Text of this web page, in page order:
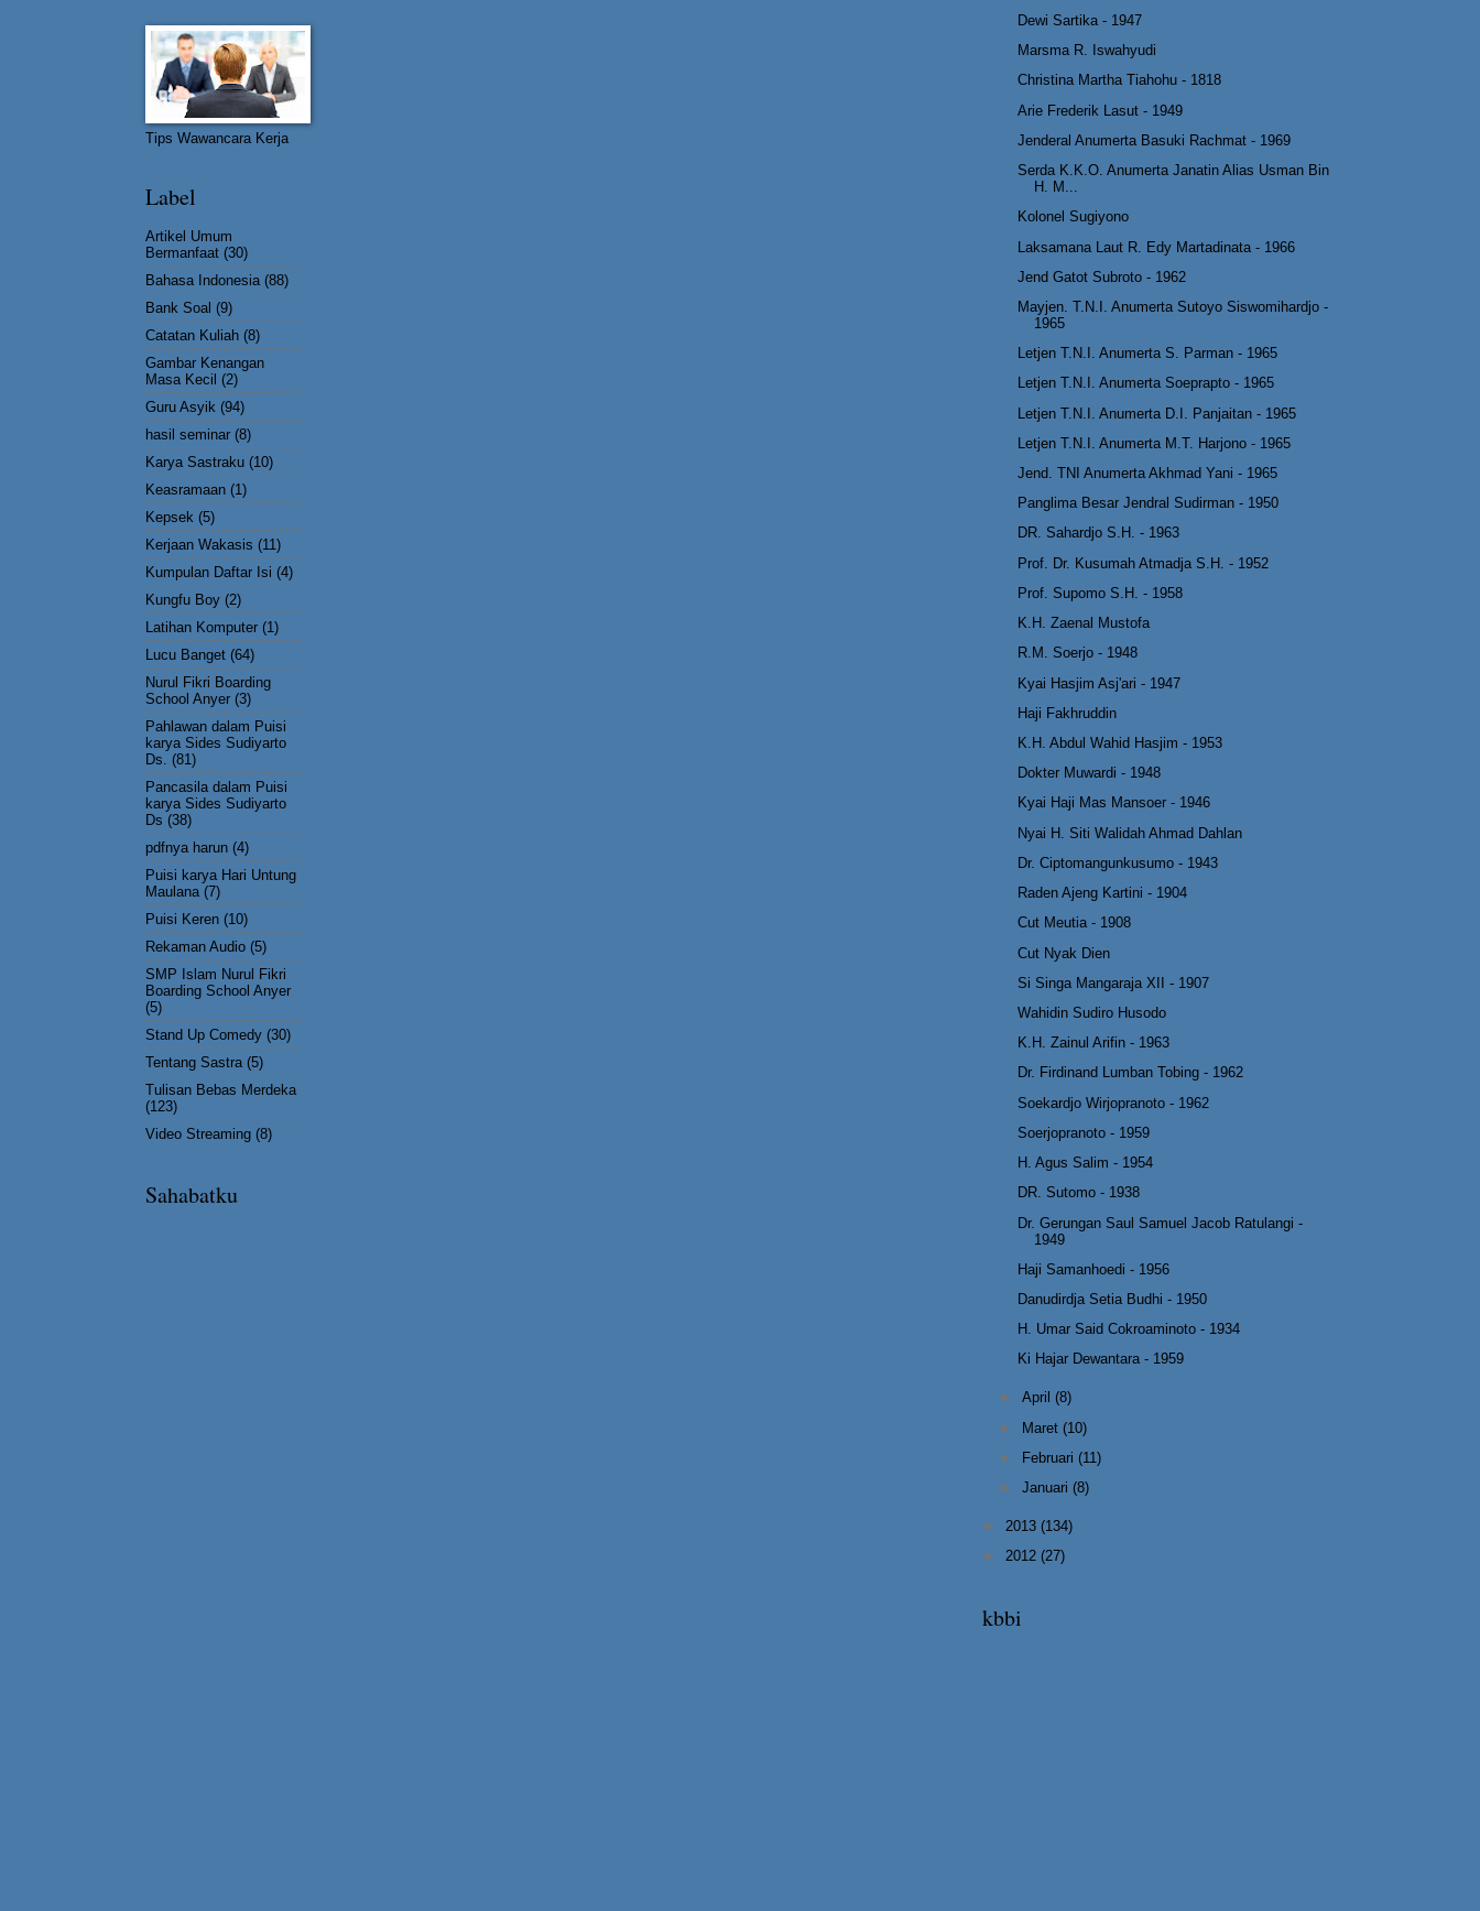
Tips Wawancara Kerja
Label
Artikel Umum
Bermanfaat (30)
Bahasa Indonesia (88)
Bank Soal (9)
Catatan Kuliah (8)
Gambar Kenangan
Masa Kecil (2)
Guru Asyik (94)
hasil seminar (8)
Karya Sastraku (10)
Keasramaan (1)
Kepsek (5)
Kerjaan Wakasis (11)
Kumpulan Daftar Isi (4)
Kungfu Boy (2)
Latihan Komputer (1)
Lucu Banget (64)
Nurul Fikri Boarding
School Anyer (3)
Pahlawan dalam Puisi
karya Sides Sudiyarto
Ds. (81)
Pancasila dalam Puisi
karya Sides Sudiyarto
Ds (38)
pdfnya harun (4)
Puisi karya Hari Untung
Maulana (7)
Puisi Keren (10)
Rekaman Audio (5)
SMP Islam Nurul Fikri
Boarding School Anyer
(5)
Stand Up Comedy (30)
Tentang Sastra (5)
Tulisan Bebas Merdeka
(123)
Video Streaming (8)
Sahabatku
Dewi Sartika - 1947
Marsma R. Iswahyudi
Christina Martha Tiahohu - 1818
Arie Frederik Lasut - 1949
Jenderal Anumerta Basuki Rachmat - 1969
Serda K.K.O. Anumerta Janatin Alias Usman Bin
H. M...
Kolonel Sugiyono
Laksamana Laut R. Edy Martadinata - 1966
Jend Gatot Subroto - 1962
Mayjen. T.N.I. Anumerta Sutoyo Siswomihardjo -
1965
Letjen T.N.I. Anumerta S. Parman - 1965
Letjen T.N.I. Anumerta Soeprapto - 1965
Letjen T.N.I. Anumerta D.I. Panjaitan - 1965
Letjen T.N.I. Anumerta M.T. Harjono - 1965
Jend. TNI Anumerta Akhmad Yani - 1965
Panglima Besar Jendral Sudirman - 1950
DR. Sahardjo S.H. - 1963
Prof. Dr. Kusumah Atmadja S.H. - 1952
Prof. Supomo S.H. - 1958
K.H. Zaenal Mustofa
R.M. Soerjo - 1948
Kyai Hasjim Asj'ari - 1947
Haji Fakhruddin
K.H. Abdul Wahid Hasjim - 1953
Dokter Muwardi - 1948
Kyai Haji Mas Mansoer - 1946
Nyai H. Siti Walidah Ahmad Dahlan
Dr. Ciptomangunkusumo - 1943
Raden Ajeng Kartini - 1904
Cut Meutia - 1908
Cut Nyak Dien
Si Singa Mangaraja XII - 1907
Wahidin Sudiro Husodo
K.H. Zainul Arifin - 1963
Dr. Firdinand Lumban Tobing - 1962
Soekardjo Wirjopranoto - 1962
Soerjopranoto - 1959
H. Agus Salim - 1954
DR. Sutomo - 1938
Dr. Gerungan Saul Samuel Jacob Ratulangi -
1949
Haji Samanhoedi - 1956
Danudirdja Setia Budhi - 1950
H. Umar Said Cokroaminoto - 1934
Ki Hajar Dewantara - 1959
►April(8)
► Maret(10)
►
Februari(11)
►Januari(8)
► 2013 (134)
► 2012 (27)
kbbi